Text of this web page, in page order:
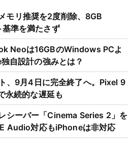
リ推奨を2度削除、8GB
準を満たさず
Neoは16GBのWindows PCよ
自設計の強みとは？
、9月4日に完全終了へ。Pixel 9
永続的な遅延も
シーバー「Cinema Series 2」を
Audio対応もiPhoneは非対応